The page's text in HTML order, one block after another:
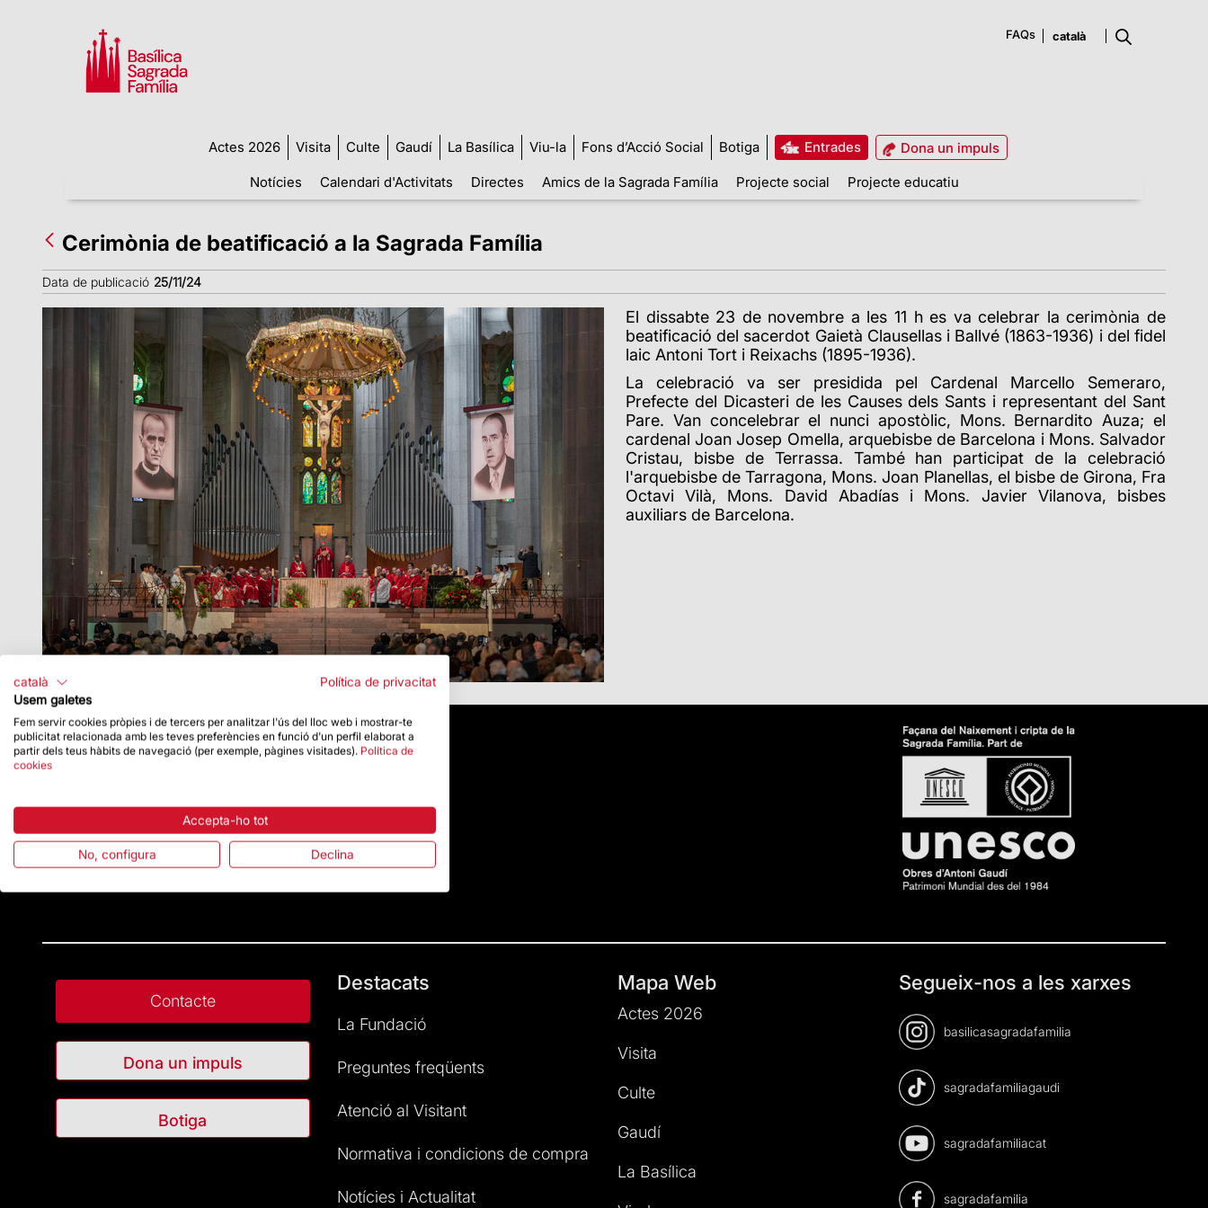
FAQs
Actes 2026 Visita Culte Gaudí La Basílica Viu-la Fons d’Acció Social Botiga Entrades
Dona un impuls
Notícies
Calendari d'Activitats Directes Amics de la Sagrada Família Projecte social Projecte educatiu
Cerimònia de beatificació a la Sagrada Família
Data de publicació 25/11/24
El dissabte 23 de novembre a les 11 h es va celebrar la cerimònia de
beatificació del sacerdot Gaietà Clausellas i Ballvé (1863-1936) i del fidel
laic Antoni Tort i Reixachs (1895-1936).
La celebració va ser presidida pel Cardenal Marcello Semeraro,
Prefecte del Dicasteri de les Causes dels Sants i representant del Sant
Pare. Van concelebrar el nunci apostòlic, Mons. Bernardito Auza; el
cardenal Joan Josep Omella, arquebisbe de Barcelona i Mons. Salvador
Cristau, bisbe de Terrassa. També han participat de la celebració
l'arquebisbe de Tarragona, Mons. Joan Planellas, el bisbe de Girona, Fra
Octavi Vilà, Mons. David Abadías i Mons. Javier Vilanova, bisbes
auxiliars de Barcelona.
Contacte
Dona un impuls
Botiga
Destacats
La Fundació
Preguntes freqüents
Atenció al Visitant
Normativa i condicions de compra
Notícies i Actualitat
Mapa Web
Actes 2026
Visita
Culte
Gaudí
La Basílica
Segueix-nos a les xarxes
basilicasagradafamilia
sagradafamiliagaudi
sagradafamiliacat
sagradafamilia
català
Política de privacitat
Usem galetes
Fem servir cookies pròpies i de tercers per analitzar l'ús del lloc web i mostrar-te
publicitat relacionada amb les teves preferències en funció d'un perfil elaborat a
partir dels teus hàbits de navegació (per exemple, pàgines visitades). Política de
cookies
Accepta-ho tot
No, configura Declina